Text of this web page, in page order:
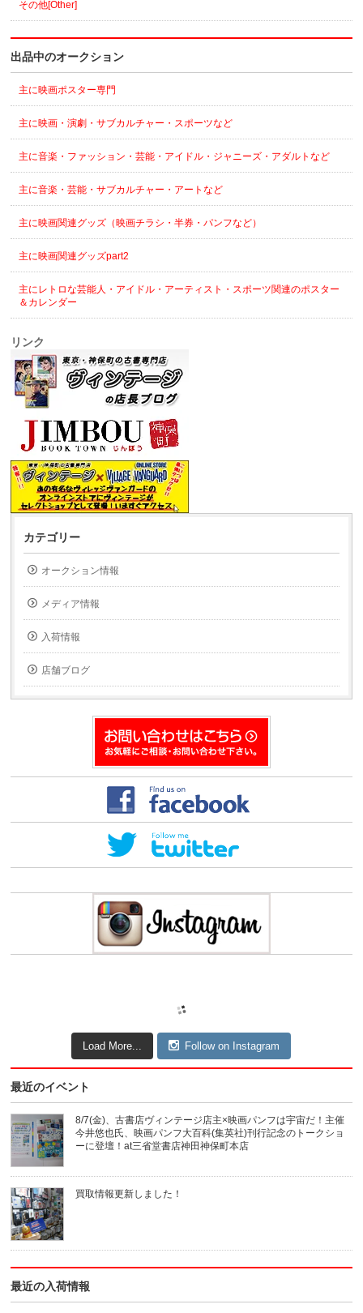
その他[Other]
出品中のオークション
主に映画ポスター専門
主に映画・演劇・サブカルチャー・スポーツなど
主に音楽・ファッション・芸能・アイドル・ジャニーズ・アダルトなど
主に音楽・芸能・サブカルチャー・アートなど
主に映画関連グッズ（映画チラシ・半券・パンフなど）
主に映画関連グッズpart2
主にレトロな芸能人・アイドル・アーティスト・スポーツ関連のポスター
＆カレンダー
リンク
カテゴリー
オークション情報
メディア情報
入荷情報
店舗ブログ
Load More... Follow on Instagram
最近のイベント
8/7(金)、古書店ヴィンテージ店主×映画パンフは宇宙だ！主催
今井悠也氏、映画パンフ大百科(集英社)刊行記念のトークショ
ーに登壇！at三省堂書店神田神保町本店
買取情報更新しました！
最近の入荷情報